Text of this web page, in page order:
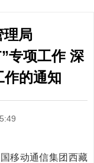
理局
专项工作 深
作的通知
移动通信集团西藏